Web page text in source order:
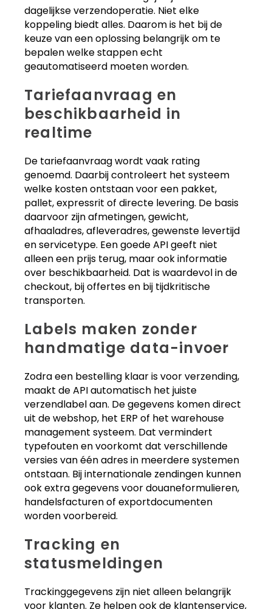
dagelijkse verzendoperatie. Niet elke
koppeling biedt alles. Daarom is het bij de
keuze van een oplossing belangrijk om te
bepalen welke stappen echt
geautomatiseerd moeten worden.
Tariefaanvraag en
beschikbaarheid in
realtime
De tariefaanvraag wordt vaak rating
genoemd. Daarbij controleert het systeem
welke kosten ontstaan voor een pakket,
pallet, expressrit of directe levering. De basis
daarvoor zijn afmetingen, gewicht,
afhaaladres, afleveradres, gewenste levertijd
en servicetype. Een goede API geeft niet
alleen een prijs terug, maar ook informatie
over beschikbaarheid. Dat is waardevol in de
checkout, bij offertes en bij tijdkritische
transporten.
Labels maken zonder
handmatige data-invoer
Zodra een bestelling klaar is voor verzending,
maakt de API automatisch het juiste
verzendlabel aan. De gegevens komen direct
uit de webshop, het ERP of het warehouse
management systeem. Dat vermindert
typefouten en voorkomt dat verschillende
versies van één adres in meerdere systemen
ontstaan. Bij internationale zendingen kunnen
ook extra gegevens voor douaneformulieren,
handelsfacturen of exportdocumenten
worden voorbereid.
Tracking en
statusmeldingen
Trackinggegevens zijn niet alleen belangrijk
voor klanten. Ze helpen ook de klantenservice,